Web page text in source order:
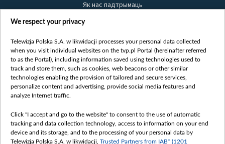
Як нас падтрымаць
Правілы выкарыстання матэрыялаў
Бяспека
Youtube
Белсат news
Белсат Shorts
Жэстачайшы мульт
Belsat English
We respect your privacy
Telewizja Polska S.A. w likwidacji processes your personal data collected
when you visit individual websites on the tvp.pl Portal (hereinafter referred
to as the Portal), including information saved using technologies used to
track and store them, such as cookies, web beacons or other similar
technologies enabling the provision of tailored and secure services,
personalize content and advertising, provide social media features and
analyze Internet traffic.
Click "I accept and go to the website" to consent to the use of automatic
tracking and data collection technology, access to information on your end
device and its storage, and to the processing of your personal data by
Telewizja Polska S.A. w likwidacji, Trusted Partners from IAB* (1201